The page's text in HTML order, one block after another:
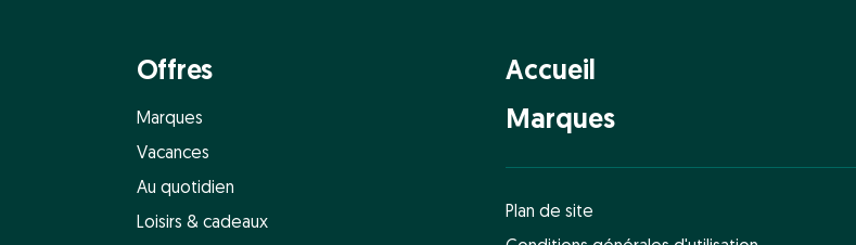
Offres
Marques
Vacances
Au quotidien
Loisirs & cadeaux
Accueil
Marques
Plan de site